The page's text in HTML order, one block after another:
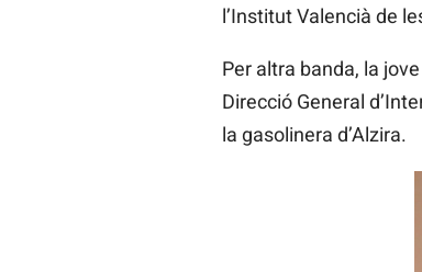
l’Institut Valencià de
Per altra banda, la
Direcció General
la gasolinera d’Alzira.